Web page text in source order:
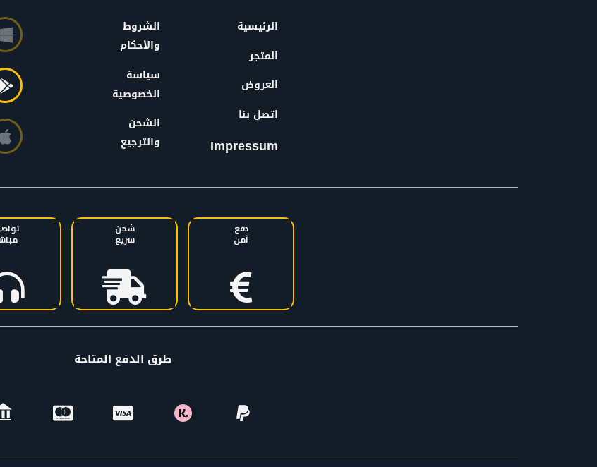
الرئيسية
المتجر
العروض
اتصل بنا
Impressum
الشروط
والأحكام
سياسة
الخصوصية
الشحن
والترجيع
دفع
آمن
شحن
سريع
طرق الدفع المتاحة